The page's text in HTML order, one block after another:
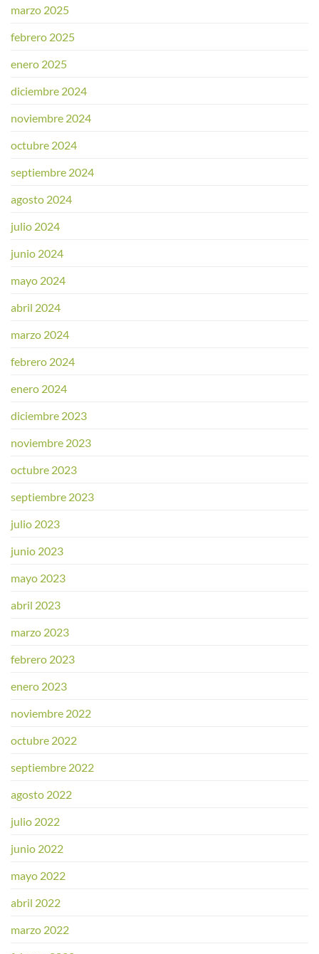
marzo 2025
febrero 2025
enero 2025
diciembre 2024
noviembre 2024
octubre 2024
septiembre 2024
agosto 2024
julio 2024
junio 2024
mayo 2024
abril 2024
marzo 2024
febrero 2024
enero 2024
diciembre 2023
noviembre 2023
octubre 2023
septiembre 2023
julio 2023
junio 2023
mayo 2023
abril 2023
marzo 2023
febrero 2023
enero 2023
noviembre 2022
octubre 2022
septiembre 2022
agosto 2022
julio 2022
junio 2022
mayo 2022
abril 2022
marzo 2022